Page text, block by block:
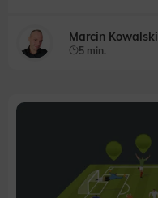
Marcin Kowalski
5 min.